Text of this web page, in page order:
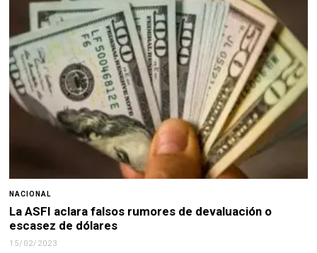
NACIONAL
La ASFI aclara falsos rumores de devaluación o
escasez de dólares
15/02/2023